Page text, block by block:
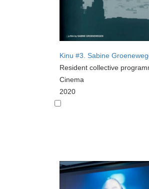
Kinu #3. Sabine
Resident collective
Cinema
2020